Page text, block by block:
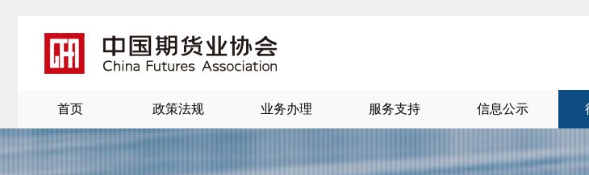
首页 政策法规 业务办理 服务支持 信息公示